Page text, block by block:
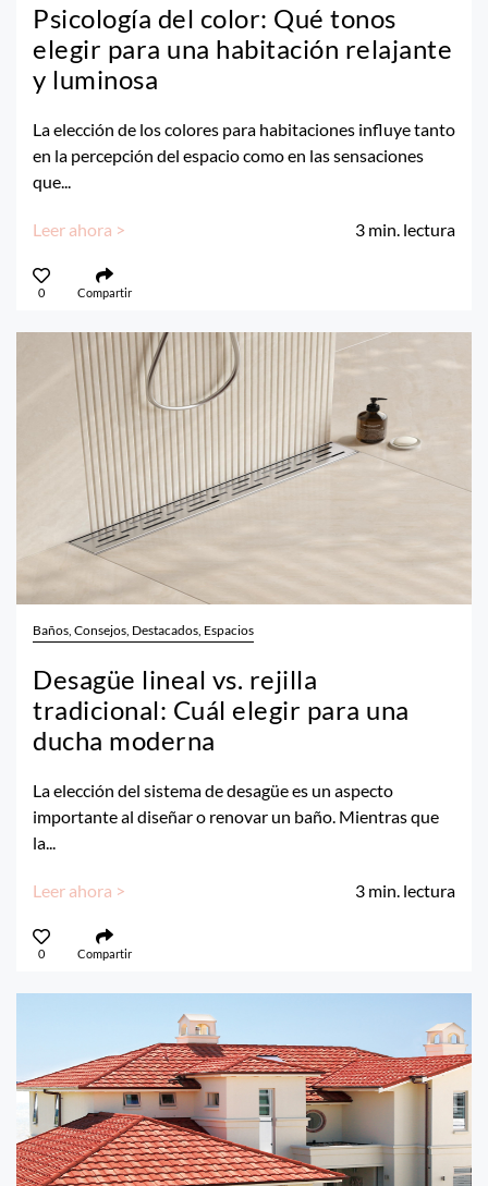
Psicología del color: Qué tonos
elegir para una habitación relajante
y luminosa
La elección de los colores para habitaciones influye tanto
en la percepción del espacio como en las sensaciones
que...
Leer ahora > 3 min. lectura
0 Compartir
Baños, Consejos, Destacados, Espacios
Desagüe lineal vs. rejilla
tradicional: Cuál elegir para una
ducha moderna
La elección del sistema de desagüe es un aspecto
importante al diseñar o renovar un baño. Mientras que
la...
Leer ahora > 3 min. lectura
0 Compartir